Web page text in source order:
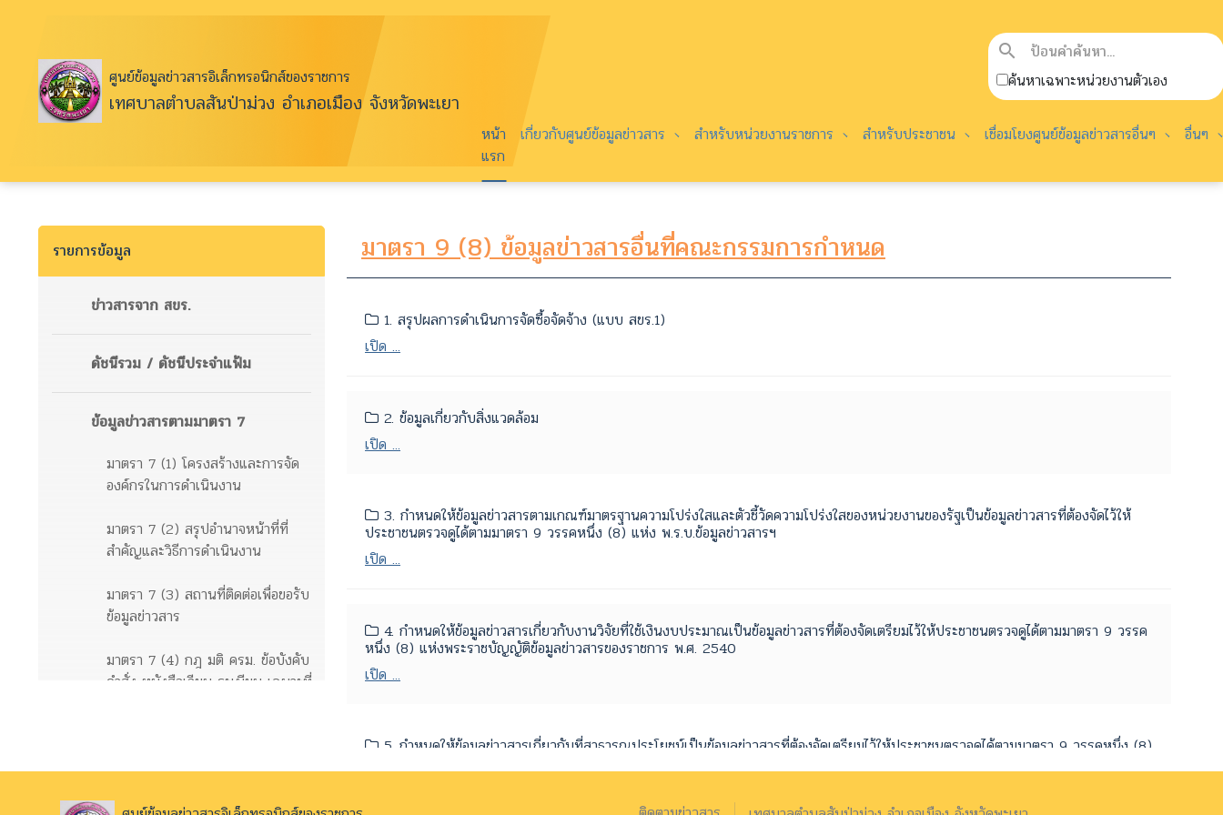
ศูนย์ข้อมูลข่าวสารอิเล็กทรอนิกส์ของราชการ
เทศบาลตำบลสันป่าม่วง อำเภอเมือง จังหวัดพะเยา
search
ค้นหาเฉพาะหน่วยงานตัวเอง
หน้า
แรก
เกี่ยวกับศูนย์ข้อมูลข่าวสาร สำหรับหน่วยงานราชการ สำหรับประชาชน เชื่อมโยงศูนย์ข้อมูลข่าวสารอื่นๆ อื่นๆ
รายการข้อมูล
ข่าวสารจาก สขร.
ดัชนีรวม / ดัชนีประจำแฟ้ม
ข้อมูลข่าวสารตามมาตรา 7
มาตรา 7 (1) โครงสร้างและการจัด
องค์กรในการดำเนินงาน
มาตรา 7 (2) สรุปอำนาจหน้าที่ที่
สำคัญและวิธีการดำเนินงาน
มาตรา 7 (3) สถานที่ติดต่อเพื่อขอรับ
ข้อมูลข่าวสาร
มาตรา 7 (4) กฎ มติ ครม. ข้อบังคับ
คำสั่ง หนังสือเวียน ระเบียบ เฉพาะที่
มาตรา 9 (8) ข้อมูลข่าวสารอื่นที่คณะกรรมการกำหนด
1. สรุปผลการดำเนินการจัดซื้อจัดจ้าง (แบบ สขร.1)
เปิด ...
2. ข้อมูลเกี่ยวกับสิ่งแวดล้อม
เปิด ...
3. กำหนดให้ข้อมูลข่าวสารตามเกณฑ์มาตรฐานความโปร่งใสและตัวชี้วัดความโปร่งใสของหน่วยงานของรัฐเป็นข้อมูลข่าวสารที่ต้องจัดไว้ให้
ประชาชนตรวจดูได้ตามมาตรา 9 วรรคหนึ่ง (8) แห่ง พ.ร.บ.ข้อมูลข่าวสารฯ
เปิด ...
4. กำหนดให้ข้อมูลข่าวสารเกี่ยวกับงานวิจัยที่ใช้เงินงบประมาณเป็นข้อมูลข่าวสารที่ต้องจัดเตรียมไว้ให้ประชาชนตรวจดูได้ตามมาตรา 9 วรรค
หนึ่ง (8) แห่งพระราชบัญญัติข้อมูลข่าวสารของราชการ พ.ศ. 2540
เปิด ...
5. กำหนดให้ข้อมูลข่าวสารเกี่ยวกับที่สาธารณประโยชน์เป็นข้อมูลข่าวสารที่ต้องจัดเตรียมไว้ให้ประชาชนตรวจดูได้ตามมาตรา 9 วรรคหนึ่ง (8)